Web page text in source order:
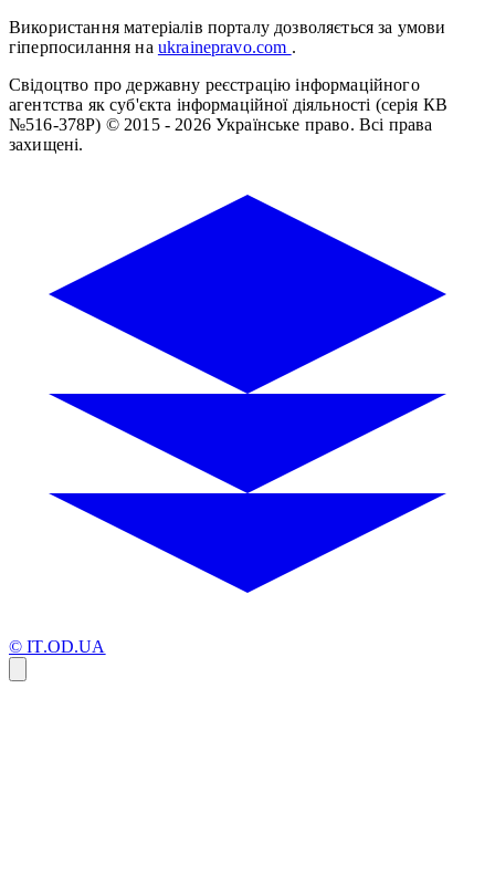
Використання матеріалів порталу дозволяється за умови
гіперпосилання на ukrainepravo.com .
Свідоцтво про державну реєстрацію інформаційного
агентства як суб'єкта інформаційної діяльності (серія КВ
№516-378Р) © 2015 - 2026 Українське право. Всі права
захищені.
© IT.OD.UA